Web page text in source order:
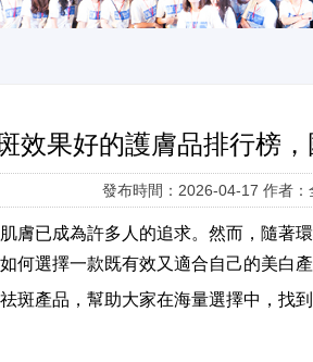
效果好的護膚品排行榜
發布時間：2026-04-17 作者
膚已成為許多人的追求。然而，隨
何選擇一款既有效又適合自己的美白
斑產品，幫助大家在海量選擇中，找